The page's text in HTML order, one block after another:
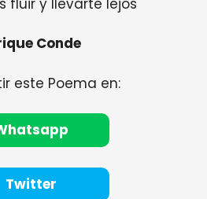
Conde
este Poema en:
Twitter